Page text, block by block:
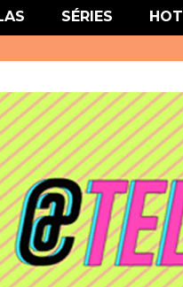
rel='stylesheet' type='text/css'/>
SÉRIES HOT